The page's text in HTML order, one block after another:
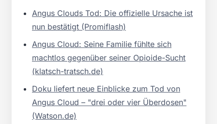
Angus Clouds Tod: Die offizielle Ursache ist
nun bestätigt (Promiflash)
Angus Cloud: Seine Familie fühlte sich
machtlos gegenüber seiner Opioide-Sucht
(klatsch-tratsch.de)
Doku liefert neue Einblicke zum Tod von
Angus Cloud – "drei oder vier Überdosen"
(Watson.de)